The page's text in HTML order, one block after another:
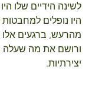
לשינה הידיים שלו
היו נופלים
מהרעש, ברגעים אלו
ורושם את מה שעלה
יצירתיות.